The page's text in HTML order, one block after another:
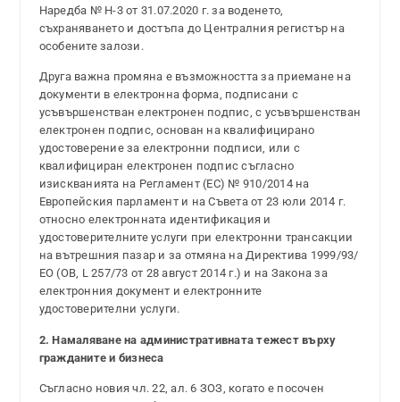
Наредба № Н-3 от 31.07.2020 г. за воденето,
съхраняването и достъпа до Централния регистър на
особените залози.
Друга важна промяна е възможността за приемане на
документи в електронна форма, подписани с
усъвършенстван електронен подпис, с усъвършенстван
електронен подпис, основан на квалифицирано
удостоверение за електронни подписи, или с
квалифициран електронен подпис съгласно
изискванията на Регламент (ЕС) № 910/2014 на
Европейския парламент и на Съвета от 23 юли 2014 г.
относно електронната идентификация и
удостоверителните услуги при електронни трансакции
на вътрешния пазар и за отмяна на Директива 1999/93/
ЕО (OB, L 257/73 от 28 август 2014 г.) и на Закона за
електронния документ и електронните
удостоверителни услуги.
2. Намаляване на административната тежест върху
гражданите и бизнеса
Съгласно новия чл. 22, ал. 6 ЗОЗ, когато е посочен